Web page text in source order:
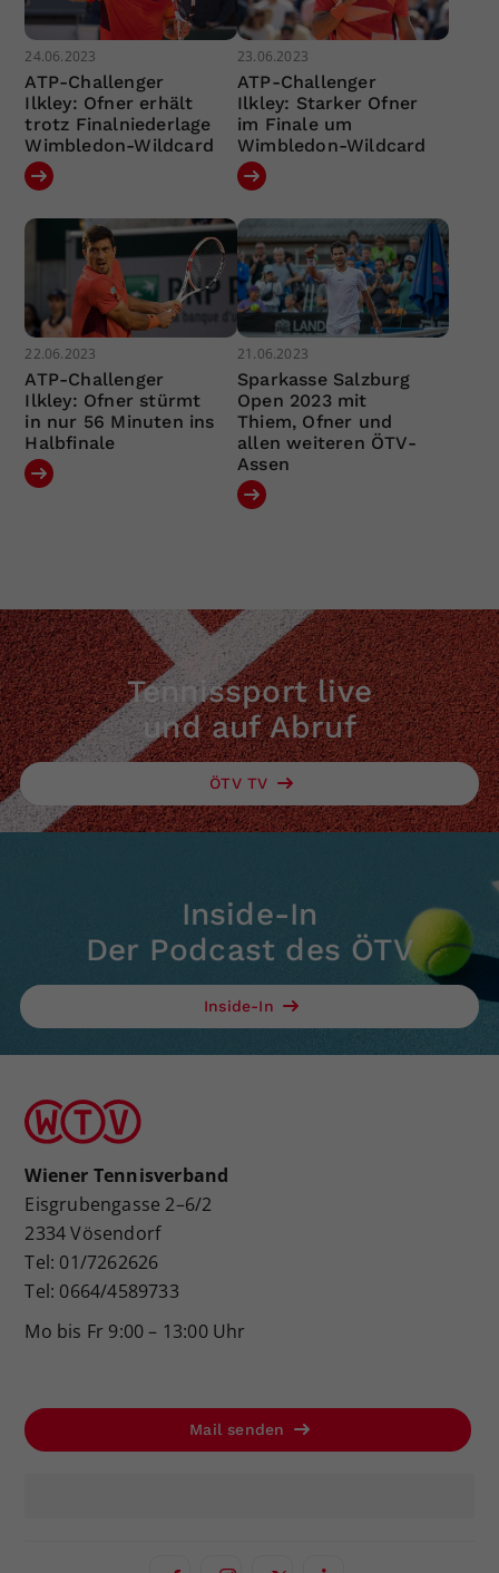
24.06.2023
ATP-Challenger
Ilkley: Ofner erhält
trotz Finalniederlage
Wimbledon-Wildcard
23.06.2023
ATP-Challenger
Ilkley: Starker Ofner
im Finale um
Wimbledon-Wildcard
22.06.2023
ATP-Challenger
Ilkley: Ofner stürmt
in nur 56 Minuten ins
Halbfinale
21.06.2023
Sparkasse Salzburg
Open 2023 mit
Thiem, Ofner und
allen weiteren ÖTV-
Assen
Tennissport live
und auf Abruf
ÖTV TV
Inside-In
Der Podcast des ÖTV
Inside-In
Wiener Tennisverband
Eisgrubengasse 2–6/2
2334 Vösendorf
Tel: 01/7262626
Tel: 0664/4589733
Mo bis Fr 9:00 – 13:00 Uhr
Mail senden